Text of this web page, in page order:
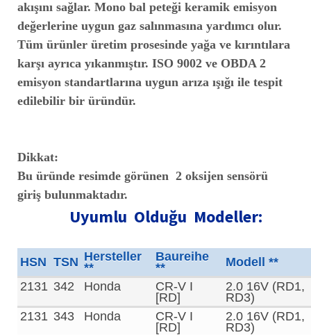
akışını sağlar. Mono bal peteği keramik emisyon
değerlerine uygun gaz salınmasına yardımcı olur.
Tüm ürünler üretim prosesinde yağa ve kırıntılara
karşı ayrıca yıkanmıştır. ISO 9002 ve OBDA 2
emisyon standartlarına uygun arıza ışığı ile tespit
edilebilir bir üründür.
Dikkat:
Bu üründe resimde görünen 2 oksijen sensörü
giriş bulunmaktadır.
Uyumlu Olduğu Modeller:
HSN TSN Hersteller
**
Baureihe
**
Modell **
2131 342 Honda
CR-V I
[RD]
2.0 16V (RD1,
RD3)
2131 343 Honda
CR-V I
[RD]
2.0 16V (RD1,
RD3)